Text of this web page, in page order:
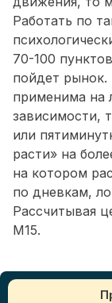
Работать по
70-100
пойдет рынок.
применима на
зависимости,
или
расти» на
на котором
по дневкам,
Рассчитывая
М15.